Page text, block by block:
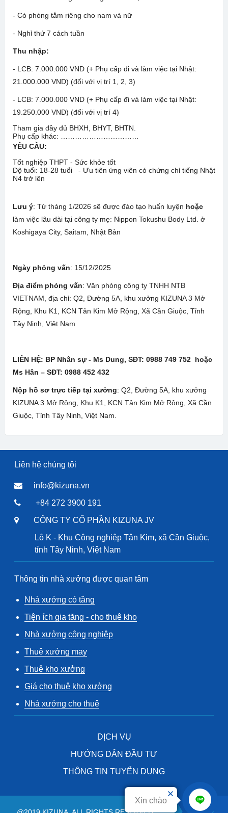
Xin chào
- Có phòng tắm riêng cho nam và nữ
- Nghỉ thứ 7 cách tuần
Thu nhập:
- LCB: 7.000.000 VND (+ Phụ cấp đi và làm việc tại Nhật:
21.000.000 VND) (đối với vị trí 1, 2, 3)
- LCB: 7.000.000 VND (+ Phụ cấp đi và làm việc tại Nhật:
19.250.000 VND) (đối với vị trí 4)
Tham gia đầy đủ BHXH, BHYT, BHTN.
Phụ cấp khác: ……………………………
YÊU CẦU:
Tốt nghiệp THPT - Sức khỏe tốt
Độ tuổi: 18-28 tuổi - Ưu tiên ứng viên có chứng chỉ tiếng Nhật
N4 trở lên
Lưu ý: Từ tháng 1/2026 sẽ được đào tạo huấn luyện hoặc
làm việc lâu dài tại công ty mẹ: Nippon Tokushu Body Ltd. ở
Koshigaya City, Saitam, Nhật Bản
Ngày phỏng vấn: 15/12/2025
Địa điểm phỏng vấn: Văn phòng công ty TNHH NTB
VIETNAM, địa chỉ: Q2, Đường 5A, khu xưởng KIZUNA 3 Mở
Rộng, Khu K1, KCN Tân Kim Mở Rộng, Xã Cần Giuộc, Tỉnh
Tây Ninh, Việt Nam
LIÊN HỆ: BP Nhân sự - Ms Dung, SĐT: 0988 749 752 hoặc
Ms Hân – SĐT: 0988 452 432
Nộp hồ sơ trực tiếp tại xưởng: Q2, Đường 5A, khu xưởng
KIZUNA 3 Mở Rộng, Khu K1, KCN Tân Kim Mở Rộng, Xã Cần
Giuộc, Tỉnh Tây Ninh, Việt Nam.
Liên hệ chúng tôi
info@kizuna.vn
+84 272 3900 191
CÔNG TY CỔ PHẦN KIZUNA JV
Lô K - Khu Công nghiệp Tân Kim, xã Cần Giuộc,
tỉnh Tây Ninh, Việt Nam
Thông tin nhà xưởng được quan tâm
Nhà xưởng có tầng
Tiện ích gia tăng - cho thuê kho
Nhà xưởng công nghiệp
Thuê xưởng may
Thuê kho xưởng
Giá cho thuê kho xưởng
Nhà xưởng cho thuê
DỊCH VỤ
HƯỚNG DẪN ĐẦU TƯ
THÔNG TIN TUYỂN DỤNG